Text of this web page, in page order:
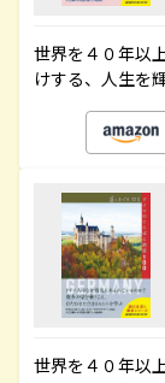
世界を４０年以
けする、人生を
世界を４０年以